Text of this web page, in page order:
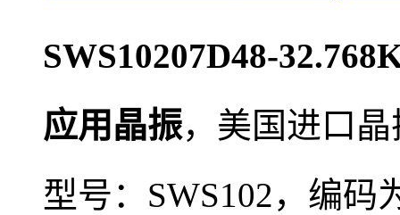
SWS10207D48-
应用晶振， 美国进口
型号： SWS102，编码